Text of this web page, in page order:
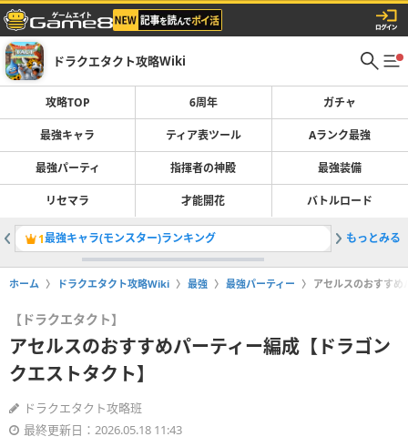
ドラクエタクト攻略Wiki
攻略TOP 6周年 ガチャ
最強キャラ ティア表ツール Aランク最強
最強パーティ 指揮者の神殿 最強装備
リセマラ 才能開花 バトルロード
1最強キャラ(モンスター)ランキング 2異形の
もっとみる
ホーム ドラクエタクト攻略Wiki 最強 最強パーティー アセルスのおすすめ
【ドラクエタクト】
アセルスのおすすめパーティー編成【ドラゴン
クエストタクト】
ドラクエタクト攻略班
最終更新日：2026.05.18 11:43